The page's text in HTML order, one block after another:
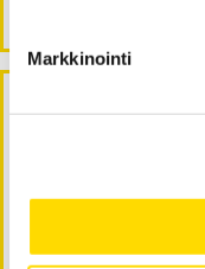
Markkinointi
huhtikuu 2026